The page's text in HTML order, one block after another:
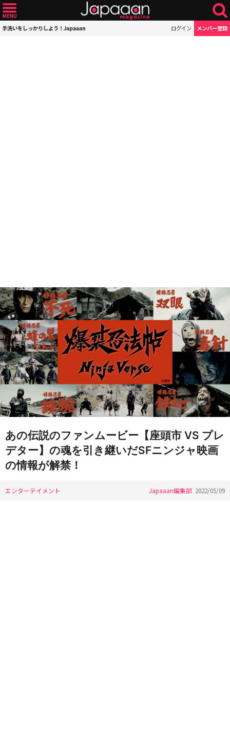
手洗いをしっかりしよう！Japaaan ログイン メンバー登録
あの伝説のファンムービー【座頭市 VS プレ
デター】の魂を引き継いだSFニンジャ映画
の情報が解禁！
エンターテイメント Japaaan編集部 2022/05/09